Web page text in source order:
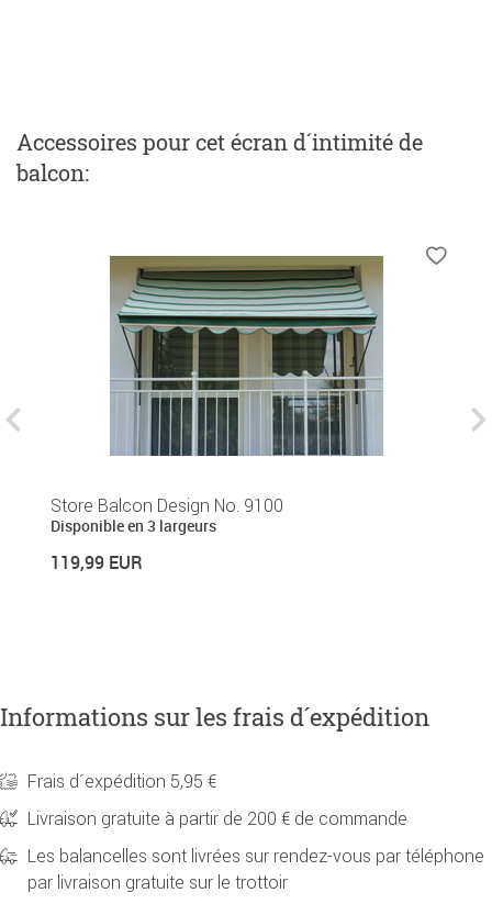
Accessoires pour cet écran d´intimité de
balcon:
Store Balcon Design No. 9100
Disponible en 3 largeurs
119,99 EUR
Informations sur les frais d´expédition
Frais d´expédition 5,95 €
Livraison gratuite à partir de 200 € de commande
Les balancelles sont livrées sur rendez-vous par téléphone
par livraison gratuite sur le trottoir